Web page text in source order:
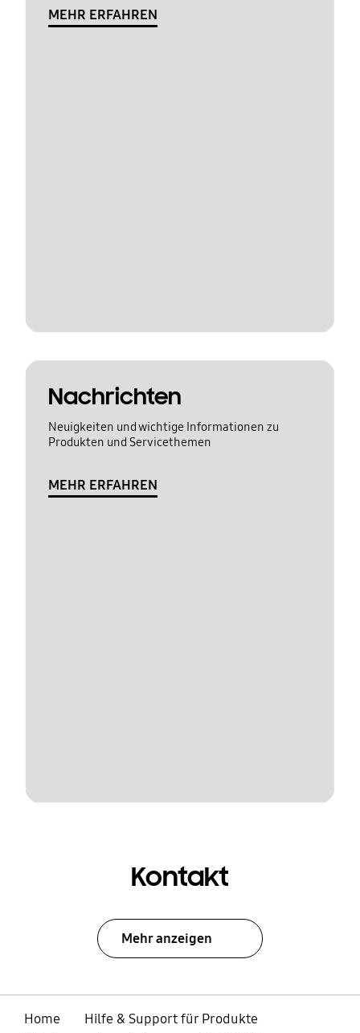
MEHR ERFAHREN
Nachrichten
Neuigkeiten und wichtige Informationen zu
Produkten und Servicethemen
MEHR ERFAHREN
Kontakt
Mehr anzeigen
Home
Hilfe & Support für Produkte